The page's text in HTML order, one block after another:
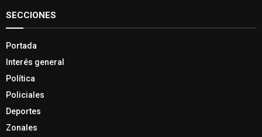
SECCIONES
Portada
Interés general
Política
Policiales
Deportes
Zonales